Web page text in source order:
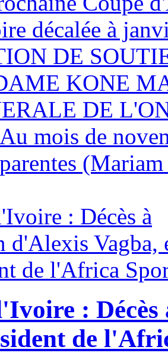
décalée à
DE
KONE
DE
mois de
:
de